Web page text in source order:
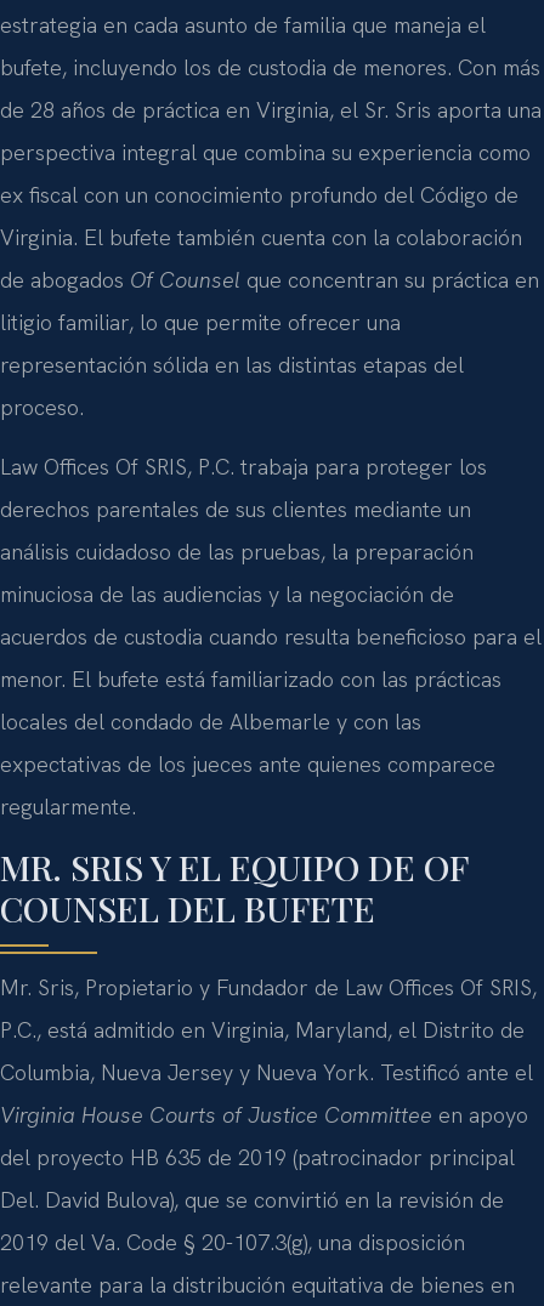
estrategia en cada asunto de familia que maneja el
bufete, incluyendo los de custodia de menores. Con más
de 28 años de práctica en Virginia, el Sr. Sris aporta una
perspectiva integral que combina su experiencia como
ex fiscal con un conocimiento profundo del Código de
Virginia. El bufete también cuenta con la colaboración
de abogados Of Counsel que concentran su práctica en
litigio familiar, lo que permite ofrecer una
representación sólida en las distintas etapas del
proceso.
Law Offices Of SRIS, P.C. trabaja para proteger los
derechos parentales de sus clientes mediante un
análisis cuidadoso de las pruebas, la preparación
minuciosa de las audiencias y la negociación de
acuerdos de custodia cuando resulta beneficioso para el
menor. El bufete está familiarizado con las prácticas
locales del condado de Albemarle y con las
expectativas de los jueces ante quienes comparece
regularmente.
MR. SRIS Y EL EQUIPO DE OF
COUNSEL DEL BUFETE
Mr. Sris, Propietario y Fundador de Law Offices Of SRIS,
P.C., está admitido en Virginia, Maryland, el Distrito de
Columbia, Nueva Jersey y Nueva York. Testificó ante el
Virginia House Courts of Justice Committee en apoyo
del proyecto HB 635 de 2019 (patrocinador principal
Del. David Bulova), que se convirtió en la revisión de
2019 del Va. Code § 20-107.3(g), una disposición
relevante para la distribución equitativa de bienes en